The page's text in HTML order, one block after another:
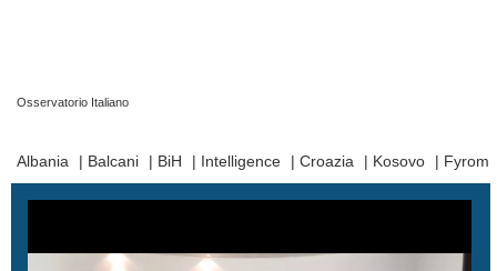
Osservatorio Italiano
Albania
| Balcani | BiH | Intelligence | Croazia | Kosovo | Fyrom